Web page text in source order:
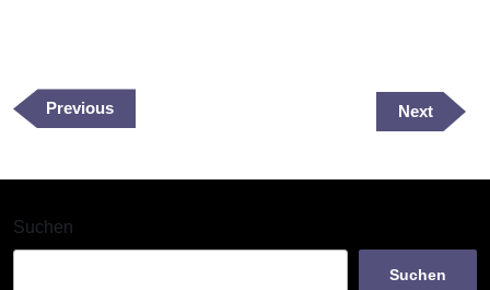
Previous
Post
Previous
Next
Post
Next
Suchen
Suchen